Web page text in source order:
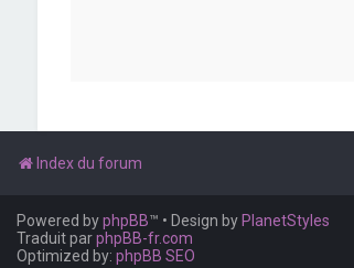
Index du forum
Powered byphpBB™ • Design byPlanetStyles
Traduit parphpBB-fr.com
Optimized by: phpBB SEO